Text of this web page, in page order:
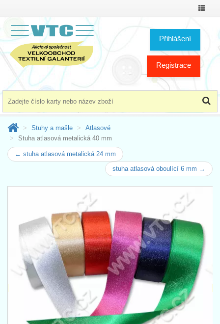
Přihlášení
Registrace
Stuhy a mašle
Atlasové
Stuha atlasová metalická 40 mm
← stuha atlasová metalická 24 mm
stuha atlasová oboulící 6 mm →